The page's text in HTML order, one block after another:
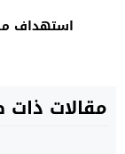
استهداف
مقالات ذات